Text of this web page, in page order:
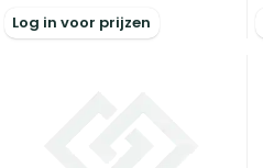
Log in voor prijzen